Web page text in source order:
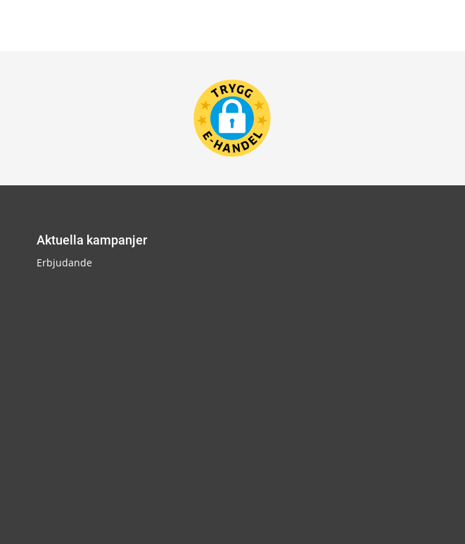
Aktuella kampanjer
Erbjudande